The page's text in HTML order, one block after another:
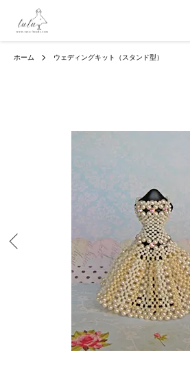
ホーム ウェディングキット（スタンド型）